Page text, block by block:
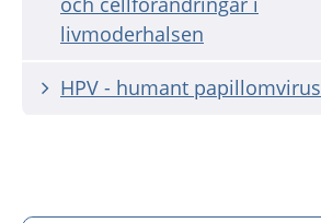
livmoderhalsen
HPV - humant papillomvirus